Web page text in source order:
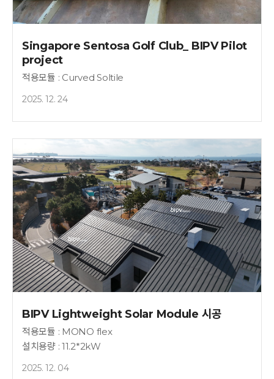
Singapore Sentosa Golf Club_ BIPV Pilot
project
적용모듈 : Curved Soltile
2025. 12. 24
BIPV Lightweight Solar Module 시공
적용모듈 : MONO flex
설치용량 : 11.2*2kW
2025. 12. 04